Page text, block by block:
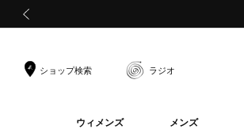
ショップ検索 ラジオ
ウィメンズ メンズ